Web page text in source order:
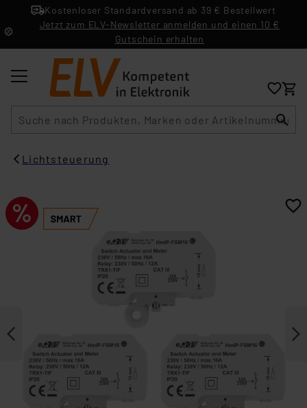
Kostenloser Standardversand ab 39 € Bestellwert
Jetzt zum ELV-Newsletter anmelden und einen 10 €
Gutschein erhalten
Lichtsteuerung